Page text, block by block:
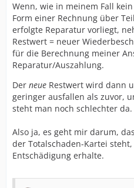
Wenn, wie in meinem Fall
Form einer Rechnung über
erfolgte Reparatur vorliegt,
Restwert = neuer
für die Berechnung meiner
Reparatur/Auszahlung.
Der neue Restwert wird dann
geringer ausfallen als zuvor,
steht man noch schlechter da.
Also ja, es geht mir darum,
der Totalschaden-Kartei
Entschädigung erhalte.